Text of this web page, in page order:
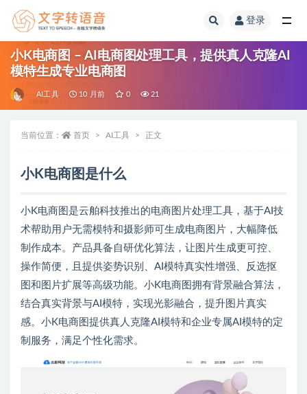
登录
小K电商图 – AI电商图处理工具，提供真人克隆AI
模特生成专业电商图
AI工具 10 月前 0 21
当前位置： 首页 AI工具 正文
小K电商图是什么
小K电商图是云舶科技推出的电商图片处理工具，基于AI技
术帮助用户无需模特和摄影师可生成电商图片，大幅降低
制作成本。产品具备自研优化算法，让图片生成更可控、
操作简便，且提供姿势识别、AI模特真实性增强、反选抠
图和图片扩展等高级功能。小K电商图拥有背景融合算法，
结合真实背景与AI模特，实现光影融合，提升图片真实
感。小K电商图提供真人克隆AI模特和企业专属AI模特的定
制服务，满足个性化需求。